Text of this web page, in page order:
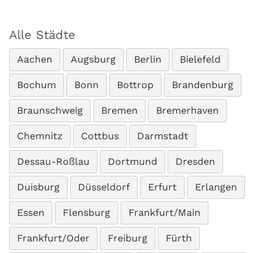
Alle Städte
Aachen Augsburg Berlin Bielefeld
Bochum Bonn Bottrop Brandenburg
Braunschweig Bremen Bremerhaven
Chemnitz Cottbus Darmstadt
Dessau-Roßlau Dortmund Dresden
Duisburg Düsseldorf Erfurt Erlangen
Essen Flensburg Frankfurt/Main
Frankfurt/Oder Freiburg Fürth